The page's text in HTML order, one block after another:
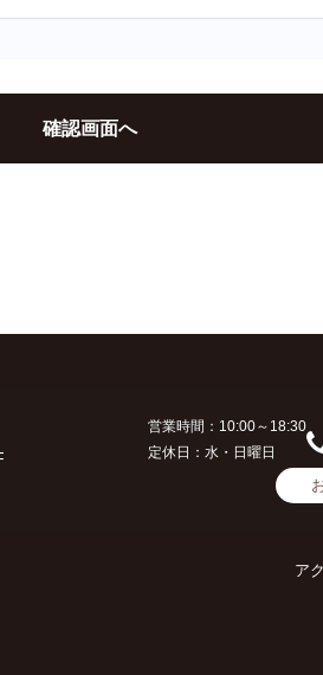
営業時間：10:00～18:30
定休日：水・日曜日
ア